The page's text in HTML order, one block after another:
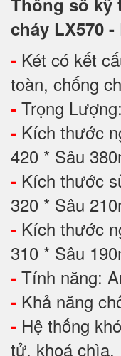
cháy LX570 -
- Két có kết
toàn, chống
- Trọng
- Kích thước
420 * Sâu
- Kích thước
320 * Sâu
- Kích thước
310 * Sâu
- Tính năng:
- Khả năng
- Hệ thống
tử, khoá chìa.